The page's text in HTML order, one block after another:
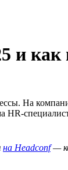
как
На
на Headconf—